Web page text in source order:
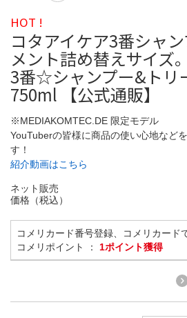
HOT !
コタアイケア3番シャ
メント詰め替えサイズ
3番☆シャンプー&トリ
750ml 【公式通販】
※MEDIAKOMTEC.DE 限定モデル
YouTuberの皆様に商品の使い心地など
す！
紹介動画はこちら
ネット販売
価格（税込）
コメリカード番号登録、コメリカード
コメリポイント ： 1ポイント獲得